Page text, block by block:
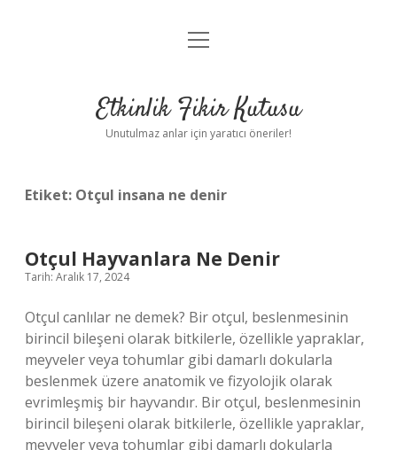
Anasayfa
Yasal Uyarı
menüyü
Etkinlik Fikir Kutusu
Unutulmaz anlar için yaratıcı öneriler!
Etiket: Otçul insana ne denir
Otçul Hayvanlara Ne Denir
Tarih: Aralık 17, 2024
Otçul canlılar ne demek? Bir otçul, beslenmesinin
birincil bileşeni olarak bitkilerle, özellikle yapraklar,
meyveler veya tohumlar gibi damarlı dokularla
beslenmek üzere anatomik ve fizyolojik olarak
evrimleşmiş bir hayvandır. Bir otçul, beslenmesinin
birincil bileşeni olarak bitkilerle, özellikle yapraklar,
meyveler veya tohumlar gibi damarlı dokularla